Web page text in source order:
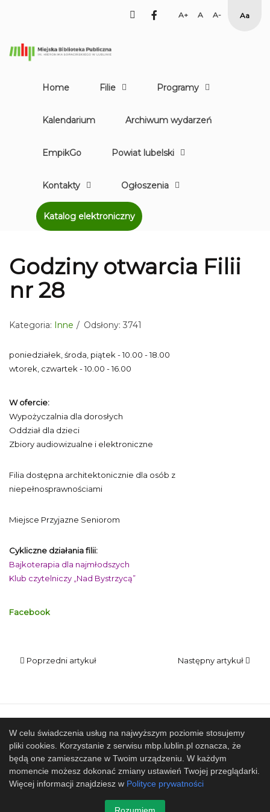
facebook
Set Set
Smaller
High
Home Filie Programy
Kalendarium Archiwum wydarzeń
EmpikGo Powiat lubelski
Kontakty Ogłoszenia
Katalog elektroniczny
Godziny otwarcia Filii
nr 28
Kategoria: Inne Odsłony: 3741
poniedziałek, środa, piątek - 10.00 - 18.00
wtorek, czwartek - 10.00 - 16.00
W ofercie:
Wypożyczalnia dla dorosłych
Oddział dla dzieci
Zbiory audiowizualne i elektroniczne
Filia dostępna architektonicznie dla osób z
niepełnosprawnościami
Miejsce Przyjazne Seniorom
Cykliczne działania filii:
Bajkoterapia dla najmłodszych
Klub czytelniczy „Nad Bystrzycą”
Facebook
Poprzedni artykuł Następny artykuł
Współpracujemy
© 2017 Miejska Biblioteka Publiczna im. Hieronima
Łopacińskiego w Lublinie
Projekt i wykonanieDesign-Joomla.pl
W celu świadczenia usług na najwyższym poziomie stosujemy
pliki cookies. Korzystanie z serwisu mbp.lublin.pl oznacza, że
będą one zamieszczane w Twoim urządzeniu. W każdym
momencie możesz dokonać zmiany ustawień Twojej przeglądarki.
Więcej informacji znajdziesz w Polityce prywatności